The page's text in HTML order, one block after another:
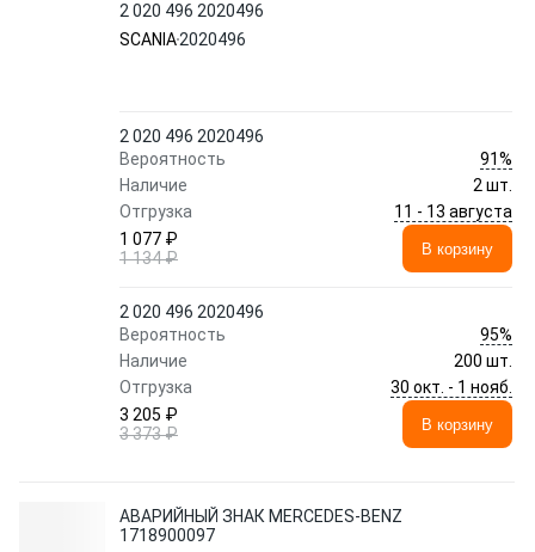
2 020 496 2020496
SCANIA2020496
2 020 496 2020496
Вероятность
91%
Наличие
2 шт.
Отгрузка
11 - 13 августа
1 077 ₽
1 134 ₽
В корзину
2 020 496 2020496
Вероятность
95%
Наличие
200 шт.
Отгрузка
30 окт. - 1 нояб.
3 205 ₽
3 373 ₽
В корзину
АВАРИЙНЫЙ ЗНАК MERCEDES-BENZ
1718900097